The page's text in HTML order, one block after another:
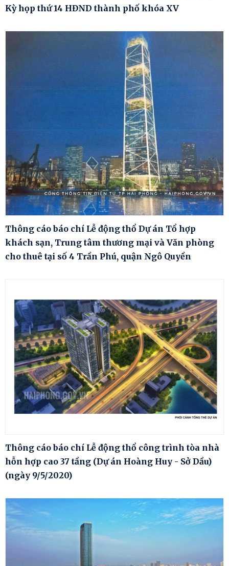
Kỳ họp thứ 14 HĐND thành phố khóa XV
Thông cáo báo chí Lễ động thổ Dự án Tổ hợp
khách sạn, Trung tâm thương mại và Văn phòng
cho thuê tại số 4 Trần Phú, quận Ngô Quyền
Thông cáo báo chí Lễ động thổ công trình tòa nhà
hỗn hợp cao 37 tầng (Dự án Hoàng Huy - Sở Dầu)
(ngày 9/5/2020)